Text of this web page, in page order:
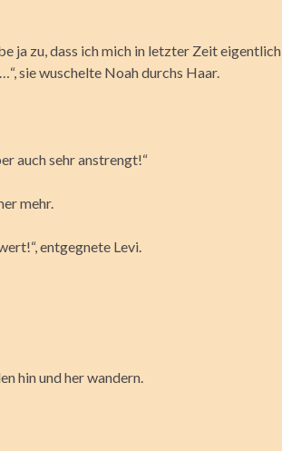
ja zu, dass ich mich in letzter Zeit eigentlich
sie wuschelte Noah durchs Haar.
auch sehr anstrengt!“
mehr.
entgegnete Levi.
hin und her wandern.